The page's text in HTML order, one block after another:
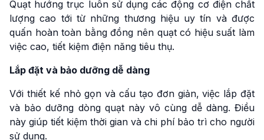
Quạt hướng trục luôn sử dụng các động cơ điện chất
lượng cao tới từ những thương hiệu uy tín và được
quấn hoàn toàn bằng đồng nên quạt có hiệu suất làm
việc cao, tiết kiệm điện năng tiêu thụ.
Lắp đặt và bảo dưỡng dễ dàng
Với thiết kế nhỏ gọn và cấu tạo đơn giản, việc lắp đặt
và bảo dưỡng dòng quạt này vô cùng dễ dàng. Điều
này giúp tiết kiệm thời gian và chi phí bảo trì cho người
sử dụng.